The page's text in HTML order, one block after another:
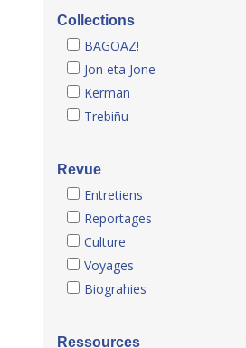
Collections
BAGOAZ!
Jon eta Jone
Kerman
Trebiñu
Revue
Entretiens
Reportages
Culture
Voyages
Biograhies
Ressources